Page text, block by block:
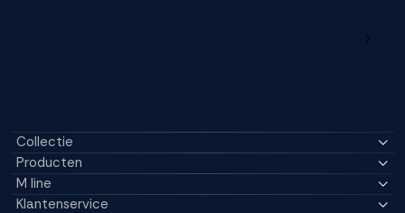
Collectie
Producten
M line
Klantenservice